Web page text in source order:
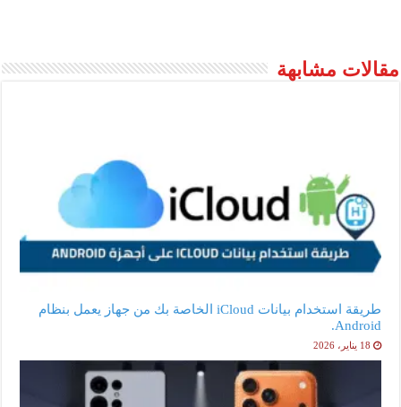
مقالات مشابهة
طريقة استخدام بيانات iCloud الخاصة بك من جهاز يعمل بنظام
Android.
18 يناير، 2026